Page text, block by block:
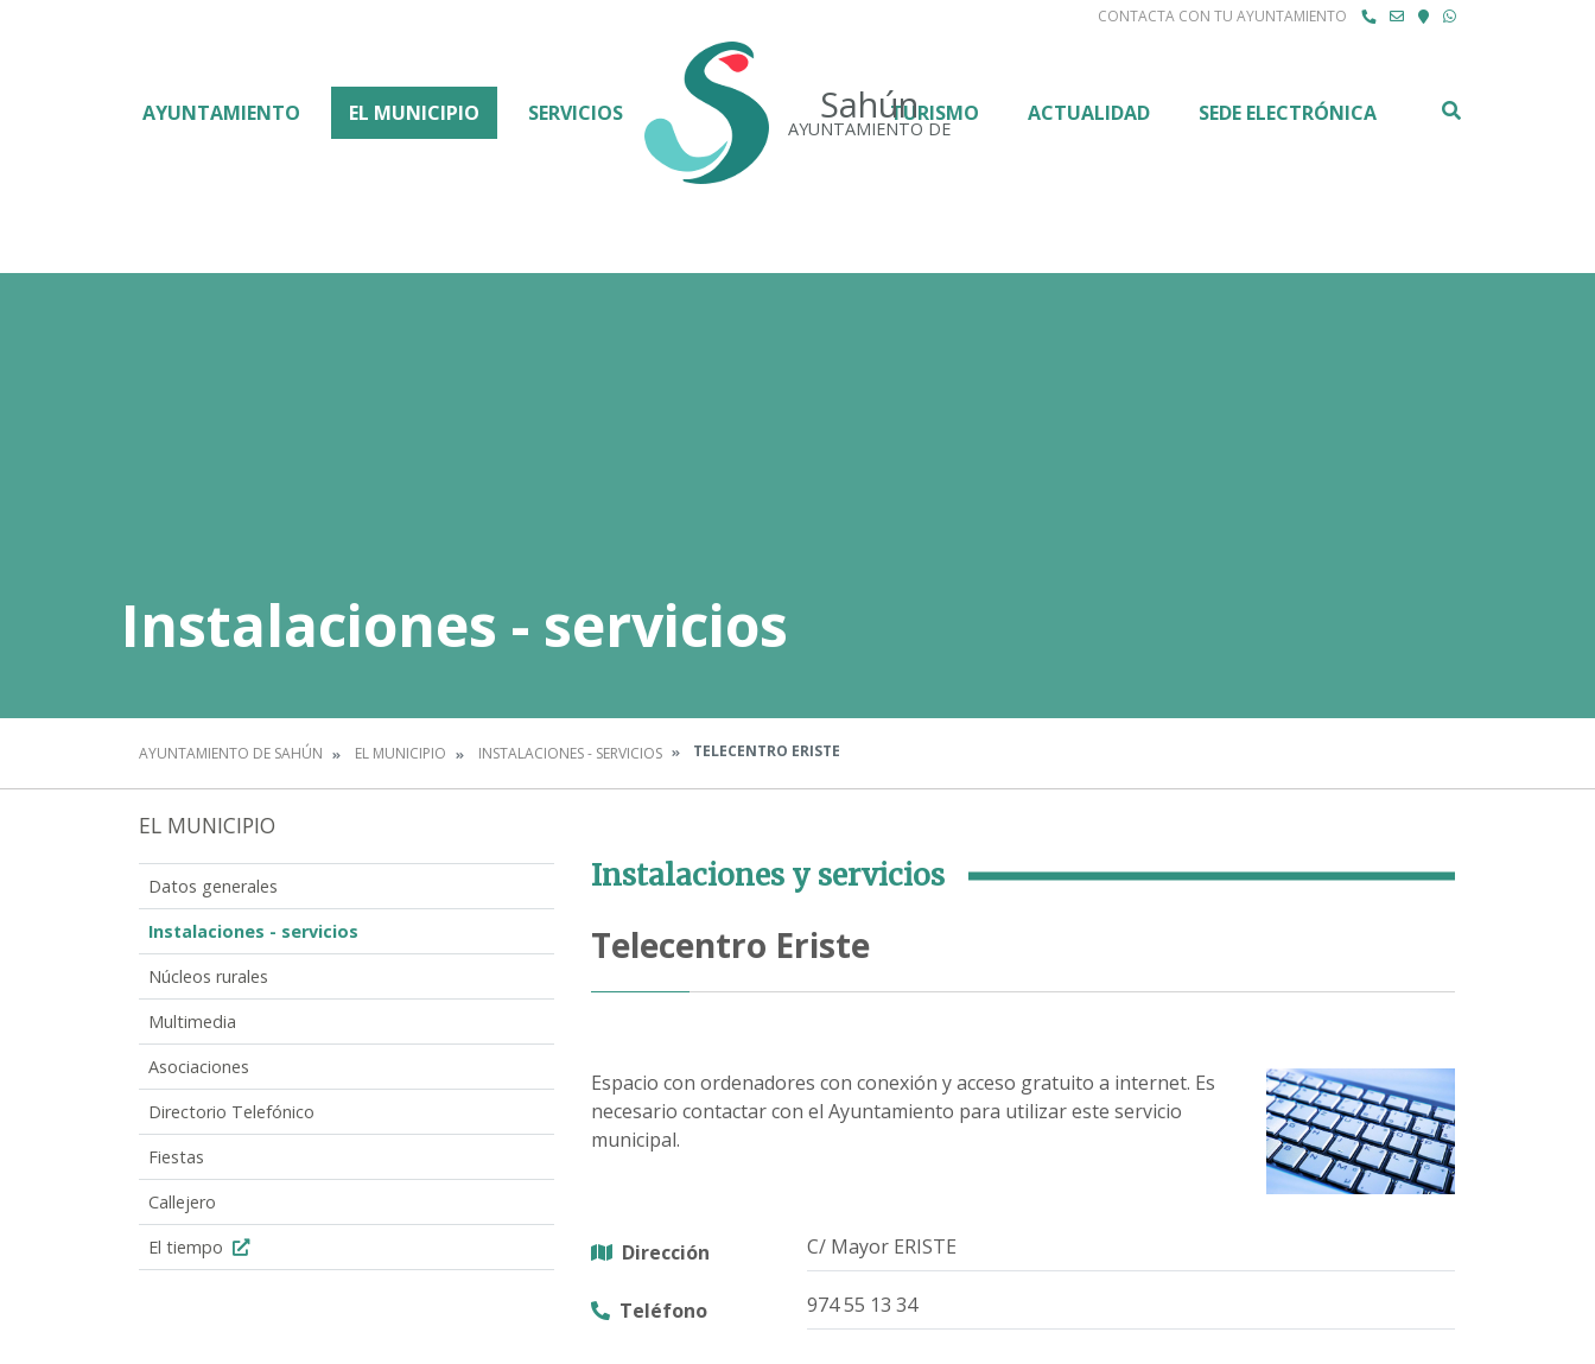
CONTACTA CON TU AYUNTAMIENTO
Sahún
AYUNTAMIENTO DE
AYUNTAMIENTO EL MUNICIPIO SERVICIOS TURISMO ACTUALIDAD SEDE ELECTRÓNICA
Instalaciones - servicios
AYUNTAMIENTO DE SAHÚN EL MUNICIPIO INSTALACIONES - SERVICIOS TELECENTRO ERISTE
EL MUNICIPIO
Datos generales
Instalaciones - servicios
Núcleos rurales
Multimedia
Asociaciones
Directorio Telefónico
Fiestas
Callejero
El tiempo
Instalaciones y servicios
Telecentro Eriste
Espacio con ordenadores con conexión y acceso gratuito a internet. Es
necesario contactar con el Ayuntamiento para utilizar este servicio
municipal.
Dirección C/ Mayor ERISTE
Teléfono 974 55 13 34